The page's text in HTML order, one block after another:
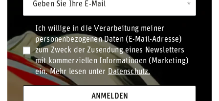
Geben Sie Ihre E-Mail
Ich willige in die Verarbeitung meiner
personenbezogenen Daten (E-Mail-Adresse)
zum Zweck der Zusendung eines Newsletters
mit kommerziellen Informationen (Marketing)
ein. Mehr lesen unter Datenschutz.
ANMELDEN